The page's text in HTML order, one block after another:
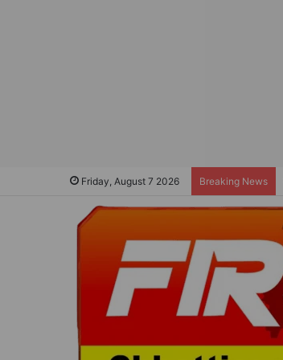
Friday, August 7 2026 Breaking News